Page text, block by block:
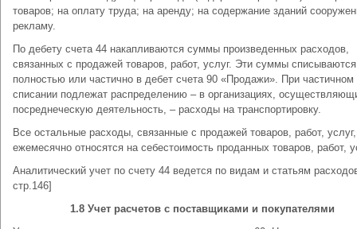
товаров; на оплату труда; на аренду; на содержание зданий
рекламу.
По дебету счета 44 накапливаются суммы произведенных расходов,
связанных с продажей товаров, работ, услуг. Эти суммы списываются
полностью или частично в дебет счета 90 «Продажи». При частичном
списании подлежат распределению – в организациях,
посреднеческую деятельность, – расходы на транспортировку.
Все остальные расходы, связанные с продажей товаров, работ, услуг,
ежемесячно относятся на себестоимость проданных товаров, работ,
Аналитический учет по счету 44 ведется по видам и статьям
стр.146]
1.8 Учет расчетов с поставщиками и покупателями